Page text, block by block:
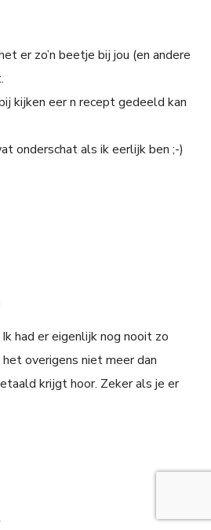
er zo’n beetje bij jou (en andere
kijken eer n recept gedeeld kan
onderschat als ik eerlijk ben ;-)
had er eigenlijk nog nooit zo
overigens niet meer dan
krijgt hoor. Zeker als je er